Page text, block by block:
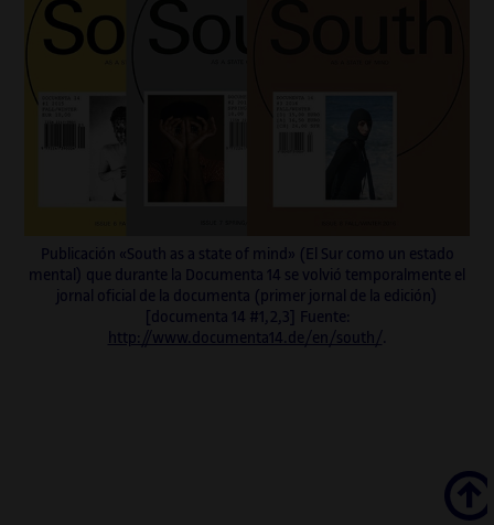
Publicación «South as a state of mind» (El Sur como un estado
mental) que durante la Documenta 14 se volvió temporalmente el
jornal oficial de la documenta (primer jornal de la edición)
[documenta 14 #1,2,3] Fuente:
http://www.documenta14.de/en/south/
Scroll